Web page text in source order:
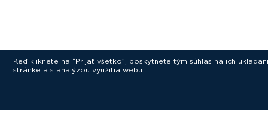
Keď kliknete na “Prijať všetko”, poskytnete tým súhlas na ich
stránke a s analýzou využitia webu.